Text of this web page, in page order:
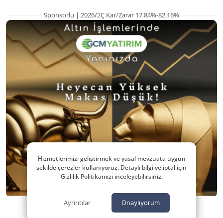
Sponsorlu | 2026/2Ç Kar/Zarar 17.84%-82.16%
Hizmetlerimizi geliştirmek ve yasal mevzuata uygun
şekilde çerezler kullanıyoruz. Detaylı bilgi ve iptal için
Gizlilik Politikamızı inceleyebilirsiniz.
Ayrıntılar Onaylıyorum